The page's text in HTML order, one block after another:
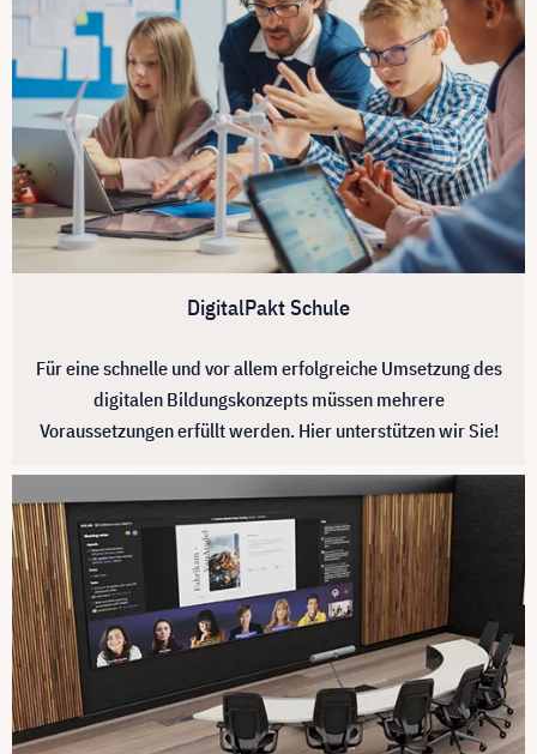
DigitalPakt Schule
Für eine schnelle und vor allem erfolgreiche Umsetzung des
digitalen Bildungskonzepts müssen mehrere
Voraussetzungen erfüllt werden. Hier unterstützen wir Sie!